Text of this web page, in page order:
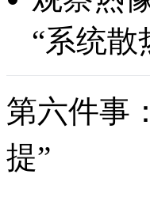
“系统
第六件事
提”